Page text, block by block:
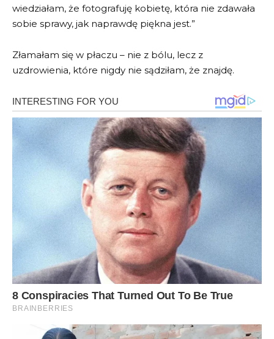
wiedziałam, że fotografuję kobietę, która nie zdawała
sobie sprawy, jak naprawdę piękna jest.”
Złamałam się w płaczu – nie z bólu, lecz z
uzdrowienia, które nigdy nie sądziłam, że znajdę.